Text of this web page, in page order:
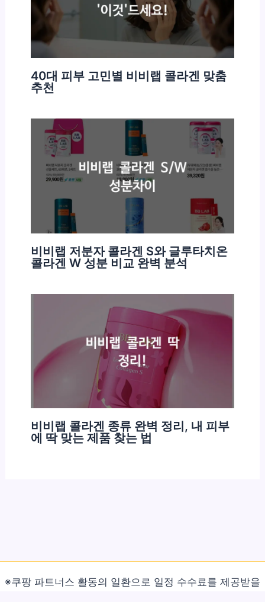
40대 피부 고민별 비비랩 콜라겐 맞춤
추천
비비랩 저분자 콜라겐 S와 글루타치온
콜라겐 W 성분 비교 완벽 분석
비비랩 콜라겐 종류 완벽 정리, 내 피부
에 딱 맞는 제품 찾는 법
※쿠팡 파트너스 활동의 일환으로 일정 수수료를 제공받을